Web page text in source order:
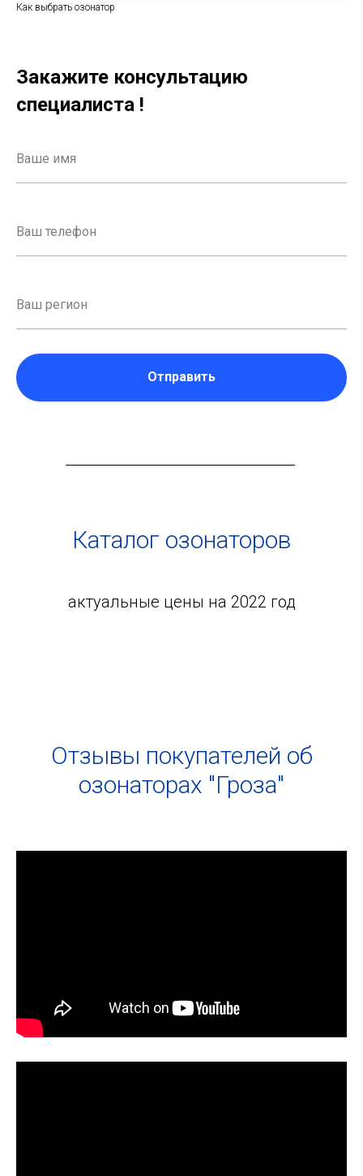
Как выбрать озонатор
Закажите консультацию
специалиста !
Отправить
Каталог озонаторов
актуальные цены на 2022 год
Отзывы покупателей об
озонаторах "Гроза"